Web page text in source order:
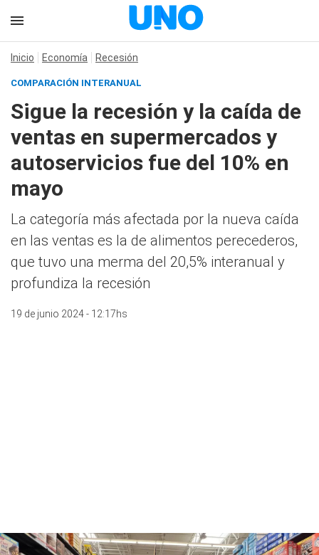
Inicio Economía Recesión
COMPARACIÓN INTERANUAL
Sigue la recesión y la caída de
ventas en supermercados y
autoservicios fue del 10% en
mayo
La categoría más afectada por la nueva caída
en las ventas es la de alimentos perecederos,
que tuvo una merma del 20,5% interanual y
profundiza la recesión
19 de junio 2024 - 12:17hs